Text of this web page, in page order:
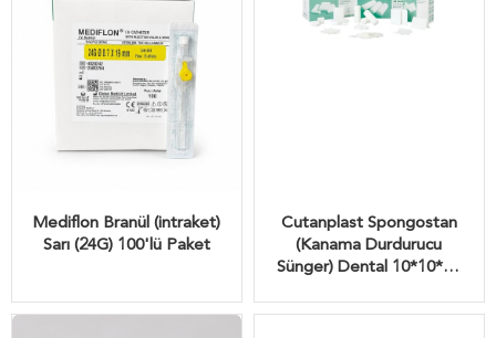
Mediflon Branül (intraket)
Sarı (24G) 100'lü Paket
Cutanplast Spongostan
(Kanama Durdurucu
Sünger) Dental 10*10*10